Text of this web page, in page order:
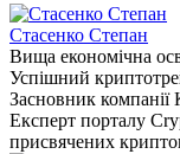
Стасенко Степан
Вища економічна
Успішний
Засновник
Експерт порталу
присвячених